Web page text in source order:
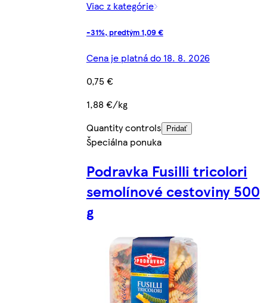
Viac z kategórie
-31%, predtým 1,09 €
Cena je platná do 18. 8. 2026
0,75 €
1,88 €/kg
Quantity controls
Pridať
Špeciálna ponuka
Podravka Fusilli tricolori
semolínové cestoviny 500
g